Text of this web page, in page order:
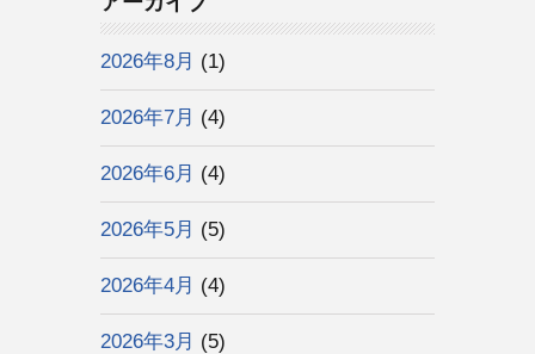
2026年8月 (1)
2026年7月 (4)
2026年6月 (4)
2026年5月 (5)
2026年4月 (4)
2026年3月 (5)